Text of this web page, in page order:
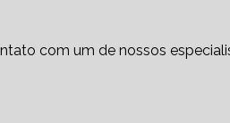
com um de nossos